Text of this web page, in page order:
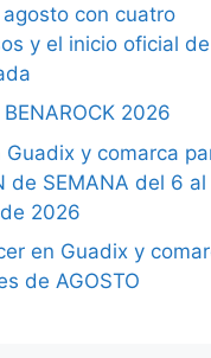
con cuatro
y el inicio oficial
2026
Guadix y comarca
de SEMANA del 6
2026
en Guadix y
de AGOSTO